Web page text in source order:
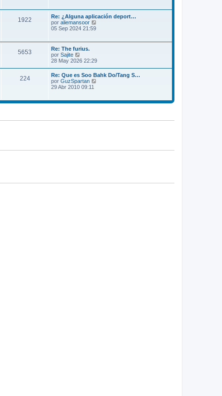
a
j
e
o
m
a
l
t
i
m
m
s
a
e
1922
Re: ¿Alguna aplicación deport…
por aliemansoor
m
o
m
a
j
05 Sep 2024 21:59
5653
Re: The furius.
por Sajite
e
ú
l
t
i
o
n
28 May 2026 22:29
224
Re: Que es Soo Bahk Do/Tang S…
por GuzSpartan
l
m
s
29 Abr 2010 09:11